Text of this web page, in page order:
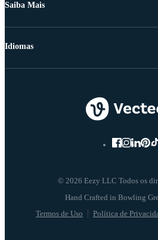
Saiba Mais
© 2026 Eezy LLC Todos os
Termos de Uso Política de
Idiomas